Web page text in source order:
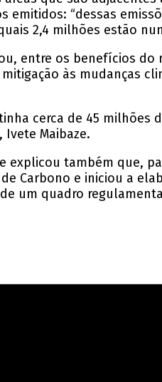
emitidos: “dessas
2,4 milhões estão
entre os benefícios
às mudanças
tinha cerca de 45
Ivete Maibaze.
explicou também que,
Carbono e iniciou a
um quadro